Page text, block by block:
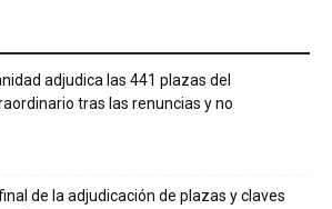
adjudica las 441 plazas del
tras las renuncias y no
de la adjudicación de plazas y claves